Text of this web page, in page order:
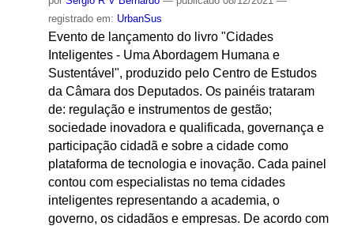
registrado em: UrbanSus
Evento de lançamento do livro "Cidades
Inteligentes - Uma Abordagem Humana e
Sustentável", produzido pelo Centro de Estudos
da Câmara dos Deputados. Os painéis trataram
de: regulação e instrumentos de gestão;
sociedade inovadora e qualificada, governança e
participação cidadã e sobre a cidade como
plataforma de tecnologia e inovação. Cada painel
contou com especialistas no tema cidades
inteligentes representando a academia, o
governo, os cidadãos e empresas. De acordo com